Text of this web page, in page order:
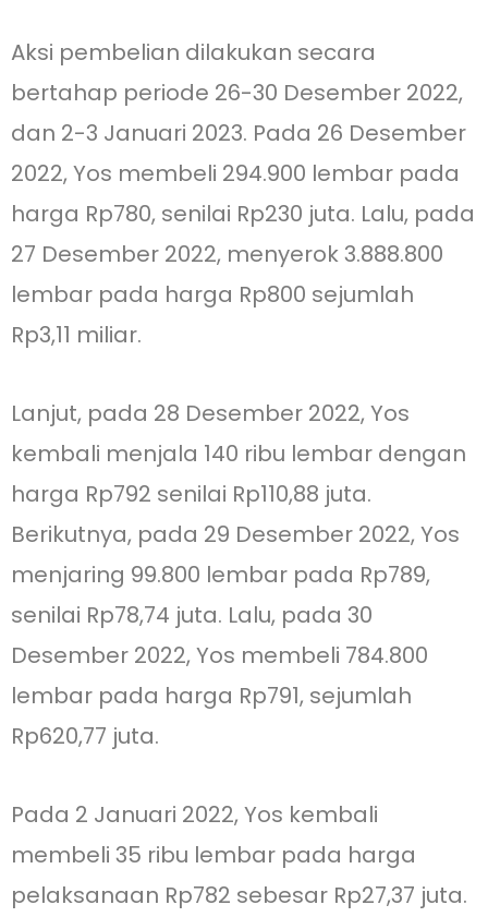
Aksi pembelian dilakukan secara
bertahap periode 26-30 Desember 2022,
dan 2-3 Januari 2023. Pada 26 Desember
2022, Yos membeli 294.900 lembar pada
harga Rp780, senilai Rp230 juta. Lalu, pada
27 Desember 2022, menyerok 3.888.800
lembar pada harga Rp800 sejumlah
Rp3,11 miliar.
Lanjut, pada 28 Desember 2022, Yos
kembali menjala 140 ribu lembar dengan
harga Rp792 senilai Rp110,88 juta.
Berikutnya, pada 29 Desember 2022, Yos
menjaring 99.800 lembar pada Rp789,
senilai Rp78,74 juta. Lalu, pada 30
Desember 2022, Yos membeli 784.800
lembar pada harga Rp791, sejumlah
Rp620,77 juta.
Pada 2 Januari 2022, Yos kembali
membeli 35 ribu lembar pada harga
pelaksanaan Rp782 sebesar Rp27,37 juta.